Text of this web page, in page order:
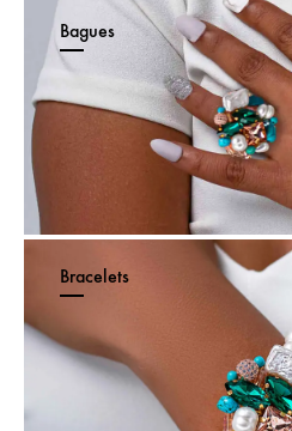
Bagues
Bracelets